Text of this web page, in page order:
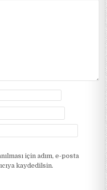
için adım, e-posta
kaydedilsin.